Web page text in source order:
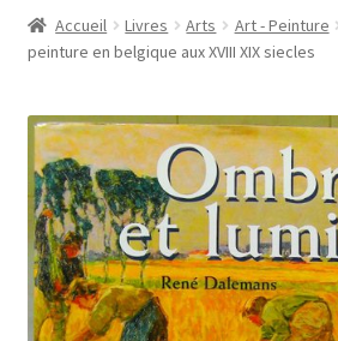
Accueil Livres Arts Art - Peinture
peinture en belgique aux XVIII XIX siecles